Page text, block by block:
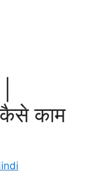
कैसे काम